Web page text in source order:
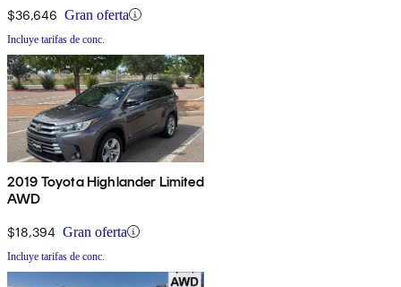
$36,646 Gran oferta
Incluye tarifas de conc.
2019 Toyota Highlander Limited
AWD
$18,394 Gran oferta
Incluye tarifas de conc.